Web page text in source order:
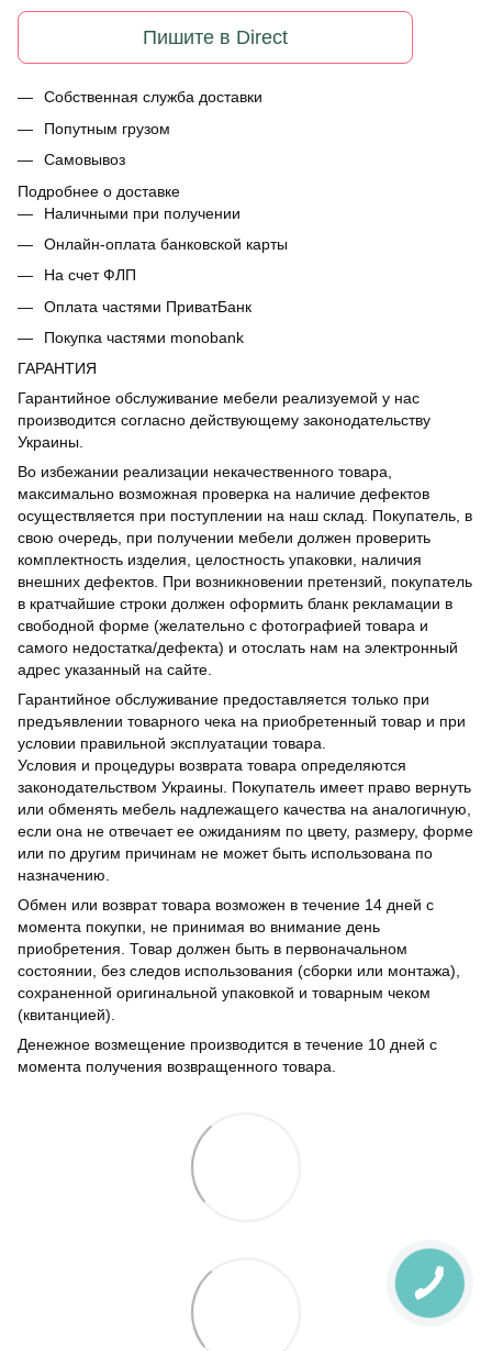
Пишите в Direct
Собственная служба доставки
Попутным грузом
Самовывоз
Подробнее о доставке
Наличными при получении
Онлайн-оплата банковской карты
На счет ФЛП
Оплата частями ПриватБанк
Покупка частями monobank
ГАРАНТИЯ
Гарантийное обслуживание мебели реализуемой у нас
производится согласно действующему законодательству
Украины.
Во избежании реализации некачественного товара,
максимально возможная проверка на наличие дефектов
осуществляется при поступлении на наш склад. Покупатель, в
свою очередь, при получении мебели должен проверить
комплектность изделия, целостность упаковки, наличия
внешних дефектов. При возникновении претензий, покупатель
в кратчайшие строки должен оформить бланк рекламации в
свободной форме (желательно с фотографией товара и
самого недостатка/дефекта) и отослать нам на электронный
адрес указанный на сайте.
Гарантийное обслуживание предоставляется только при
предъявлении товарного чека на приобретенный товар и при
условии правильной эксплуатации товара.
Условия и процедуры возврата товара определяются
законодательством Украины. Покупатель имеет право вернуть
или обменять мебель надлежащего качества на аналогичную,
если она не отвечает ее ожиданиям по цвету, размеру, форме
или по другим причинам не может быть использована по
назначению.
Обмен или возврат товара возможен в течение 14 дней с
момента покупки, не принимая во внимание день
приобретения. Товар должен быть в первоначальном
состоянии, без следов использования (сборки или монтажа),
сохраненной оригинальной упаковкой и товарным чеком
(квитанцией).
Денежное возмещение производится в течение 10 дней с
момента получения возвращенного товара.